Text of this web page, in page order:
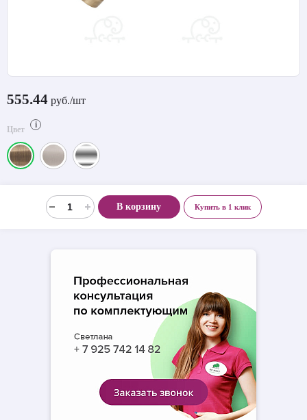
555.44 руб./шт
Цвет i
В корзину Купить в 1 клик